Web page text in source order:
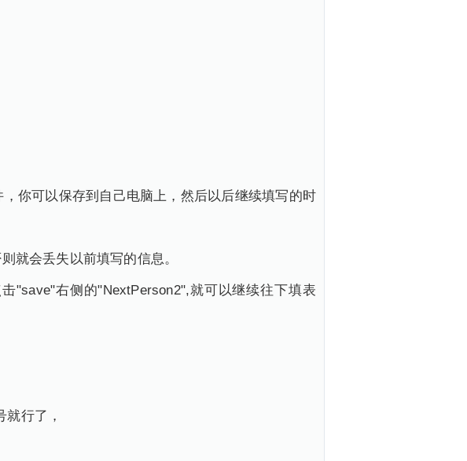
你可以保存到自己电脑上，然后以后继续填写的时
就会丢失以前填写的信息。
"save"右侧的"NextPerson2",就可以继续往下填表
行了，